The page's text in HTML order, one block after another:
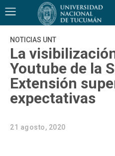
NOTICIAS UNT
La
Youtube de la
Extensión
expectativas
21 agosto, 2020